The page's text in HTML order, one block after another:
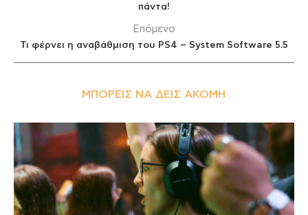
πάντα!
Επόμενο
Τι φέρνει η αναβάθμιση του PS4 – System Software 5.5
ΜΠΟΡΕΊΣ ΝΑ ΔΕΙΣ ΑΚΌΜΗ